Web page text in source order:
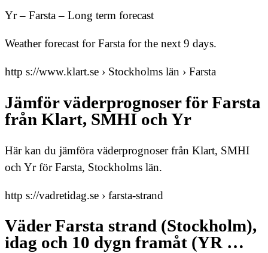
Yr – Farsta – Long term forecast
Weather forecast for Farsta for the next 9 days.
http s://www.klart.se › Stockholms län › Farsta
Jämför väderprognoser för Farsta
från Klart, SMHI och Yr
Här kan du jämföra väderprognoser från Klart, SMHI
och Yr för Farsta, Stockholms län.
http s://vadretidag.se › farsta-strand
Väder Farsta strand (Stockholm),
idag och 10 dygn framåt (YR …